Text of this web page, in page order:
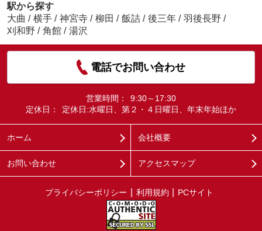
駅から探す
大曲 / 横手 / 神宮寺 / 柳田 / 飯詰 / 後三年 / 羽後長野 /
刈和野 / 角館 / 湯沢
電話でお問い合わせ
営業時間：
9:30～17:30
定休日：
定休日:水曜日、第２・４日曜日、年末年始ほか
ホーム 会社概要
お問い合わせ アクセスマップ
プライバシーポリシー 利用規約 PCサイト